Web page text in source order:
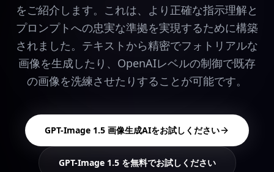
をご紹介します。これは、より正確な指示理解と
プロンプトへの忠実な準拠を実現するために構築
されました。テキストから精密でフォトリアルな
画像を生成したり、OpenAIレベルの制御で既存
の画像を洗練させたりすることが可能です。
GPT-Image 1.5 画像生成AIをお試しください
GPT-Image 1.5 を無料でお試しください